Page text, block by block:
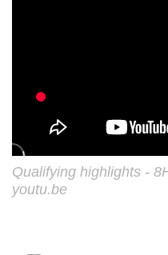
Qualifying highlights -
youtu.be